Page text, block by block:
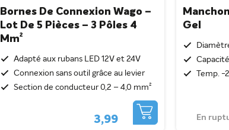
Bornes De Connexion Wago –
Lot De 5 Pièces – 3 Pôles 4
Mm²
Adapté aux rubans LED 12V et 24V
Connexion sans outil grâce au levier
Section de conducteur 0,2 – 4,0 mm²
3,99
Gel
Temp. -
En